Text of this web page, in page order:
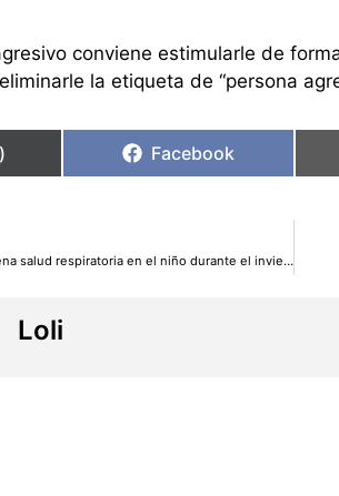
conviene estimularle de
la etiqueta de “persona
Facebook
Cómo conseguir una buena salud respiratoria en el niño durante el invierno
Loli